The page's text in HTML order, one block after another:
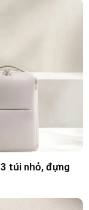
Home
túi nhỏ, đựng